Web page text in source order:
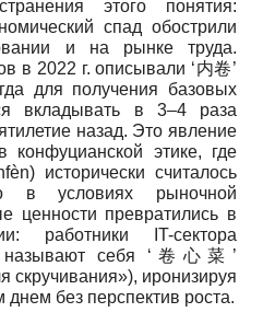
этого понятия:
спад обострили
и на рынке труда.
в 2022 г. описывали ‘内卷’
для получения базовых
вкладывать в 3–4 раза
назад. Это явление
конфуцианской этике, где
исторически считалось
в условиях рыночной
ценности превратились в
работники IT-сектора
называют себя ‘卷心菜’
скручивания»), иронизируя
без перспектив роста.